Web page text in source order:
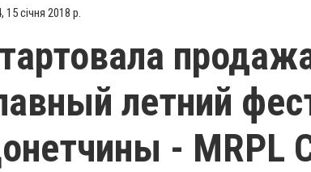
15 січня 2018 р.
летний
- MRPL